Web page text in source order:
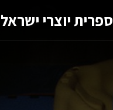
ספרית יוצרי ישראל